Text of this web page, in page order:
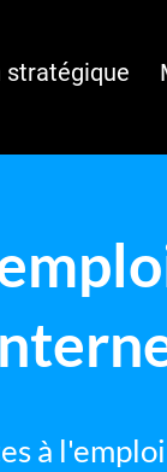
stratégique
à